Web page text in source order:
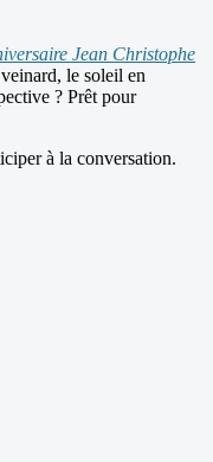
Jean Christophe
le soleil en
? Prêt pour
à la conversation.